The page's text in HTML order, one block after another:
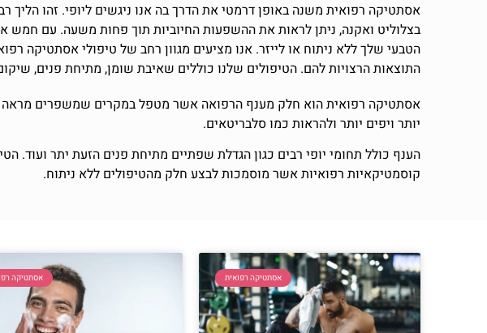
אסתטיקה רפואית משנה באופן דרמטי את הדרך בה אנו ניגשים ליופי. זהו הליך
בצלוליט ואקנה, ניתן לראות את ההשפעות החיוביות תוך פחות משעה. עם
הטבעי שלך ללא ניתוח או לייזר. אנו מציעים מגוון רחב של טיפולי אסתטיקה
התוצאות הרצויות להם. הטיפולים שלנו כוללים שאיבת שומן, מתיחת פנים,
אסתטיקה רפואית הוא חלק מענף הרפואה אשר מטפל במקרים שמשפרים מראה
יותר ויפים יותר ולהראות כמו סלבריטאים.
הענף כולל תחומי יופי רבים כגון הגדלת שפתיים מתיחת פנים הזעת יתר ועוד.
קוסמטיקאיות רפואיות אשר מוסמכות לבצע חלק מהטיפולים ללא ניתוח.
אסתטיקה רפואית אסתטיקה